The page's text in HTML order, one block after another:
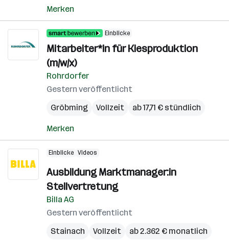
Merken
Einblicke
Mitarbeiter*in für Kiesproduktion
(m/w/x)
Rohrdorfer
Gestern veröffentlicht
Gröbming
Vollzeit ab 17,71 € stündlich
Merken
Einblicke Videos
Ausbildung Marktmanager:in
Stellvertretung
Billa AG
Gestern veröffentlicht
Stainach
Vollzeit ab 2.362 € monatlich